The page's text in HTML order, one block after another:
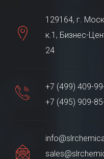
129164, г.
к.1, Бизнес-
24
+7 (499) 409-
+7 (495) 909-